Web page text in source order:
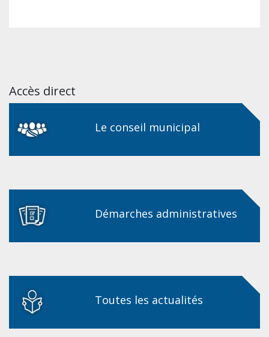
Accès direct
Le conseil municipal
Démarches administratives
Toutes les actualités